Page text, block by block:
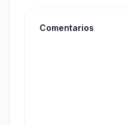
Comentarios